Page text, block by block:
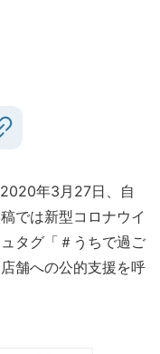
年3月27日、自
では新型コロナウイ
タグ「＃うちで過ご
舗への公的支援を呼